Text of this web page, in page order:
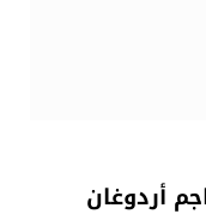
أردوغان